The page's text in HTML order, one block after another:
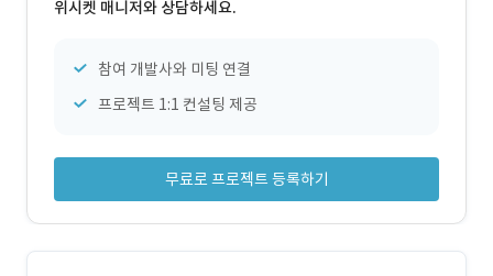
위시켓 매니저와 상담하세요.
참여 개발사와 미팅 연결
프로젝트 1:1 컨설팅 제공
무료로 프로젝트 등록하기